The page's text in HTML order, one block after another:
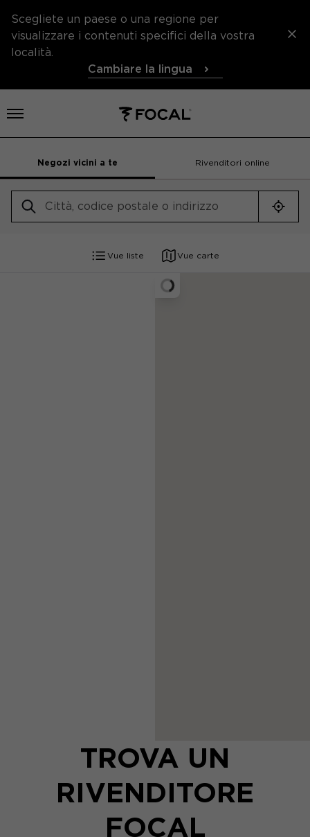
Scegliete un paese o una regione per
visualizzare i contenuti specifici della vostra
località.
Cambiare la lingua
Aprire il menu
Negozi vicini a te Rivenditori online
Vue liste Vue carte
TROVA UN
RIVENDITORE
FOCAL